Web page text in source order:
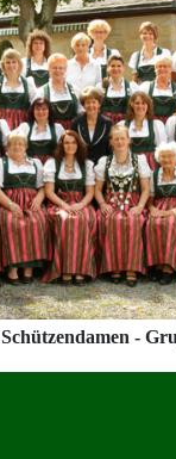
Schützendamen -